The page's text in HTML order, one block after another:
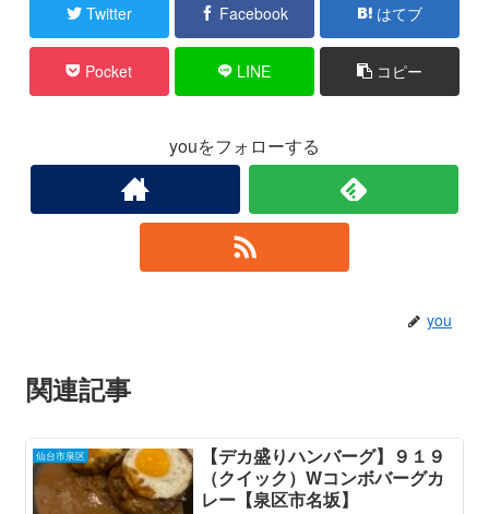
Twitter Facebook はてブ
Pocket LINE コピー
youをフォローする
you
関連記事
仙台市泉区
【デカ盛りハンバーグ】９１９
（クイック）Wコンボバーグカ
レー【泉区市名坂】